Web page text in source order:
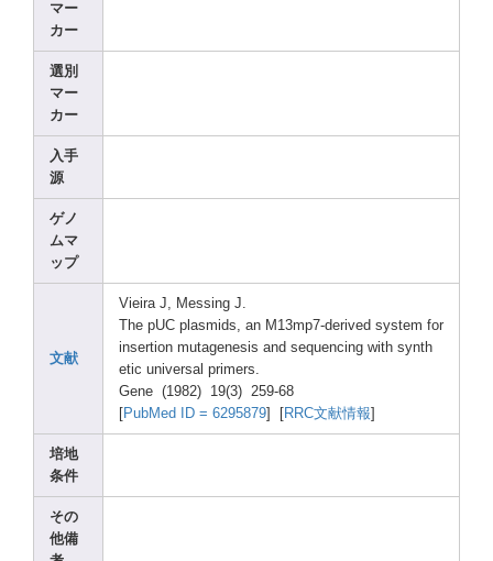
マー
カー
選別
マー
カー
入手
源
ゲノ
ムマ
ップ
文献
Vieira J, Messing J.
The pUC plasmids, an M13mp7-derived system for
insertion mutagenesis and sequencing with synth
etic universal primers.
Gene (1982) 19(3) 259-68
PubMed ID = 6295879 RRC文献情報
培地
条件
その
他備